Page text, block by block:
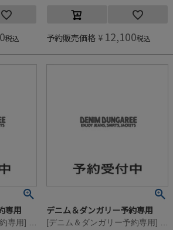
税込 予約販売価格 ¥ 12,100税込
専用 デニム＆ダンガリー予約専用